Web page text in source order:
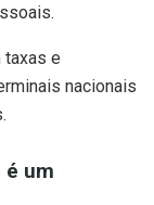
taxas e
nacionais
é um